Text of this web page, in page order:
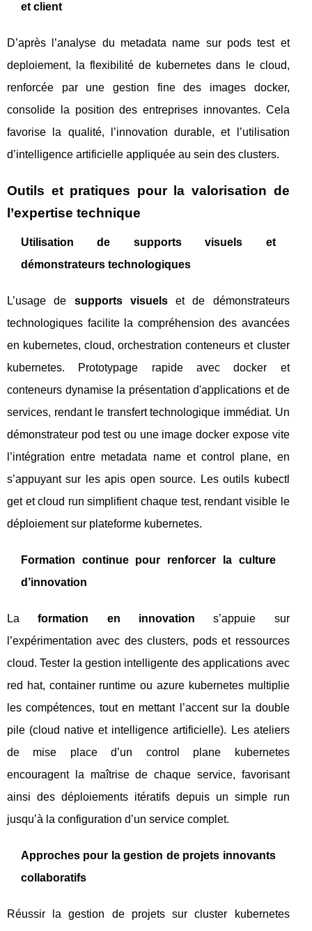
et client
D’après l’analyse du metadata name sur pods test et
deploiement, la flexibilité de kubernetes dans le cloud,
renforcée par une gestion fine des images docker,
consolide la position des entreprises innovantes. Cela
favorise la qualité, l’innovation durable, et l’utilisation
d’intelligence artificielle appliquée au sein des clusters.
Outils et pratiques pour la valorisation de
l’expertise technique
Utilisation de supports visuels et
démonstrateurs technologiques
L’usage de supports visuelset de démonstrateurs
technologiques facilite la compréhension des avancées
en kubernetes, cloud, orchestration conteneurs et cluster
kubernetes. Prototypage rapide avec docker et
conteneurs dynamise la présentation d'applications et de
services, rendant le transfert technologique immédiat. Un
démonstrateur pod test ou une image docker expose vite
l’intégration entre metadata name et control plane, en
s’appuyant sur les apis open source. Les outils kubectl
get et cloud run simplifient chaque test, rendant visible le
déploiement sur plateforme kubernetes.
Formation continue pour renforcer la culture
d’innovation
Laformation en innovation s’appuie sur
l’expérimentation avec des clusters, pods et ressources
cloud. Tester la gestion intelligente des applications avec
red hat, container runtime ou azure kubernetes multiplie
les compétences, tout en mettant l’accent sur la double
pile (cloud native et intelligence artificielle). Les ateliers
de mise place d’un control plane kubernetes
encouragent la maîtrise de chaque service, favorisant
ainsi des déploiements itératifs depuis un simple run
jusqu’à la configuration d’un service complet.
Approches pour la gestion de projets innovants
collaboratifs
Réussir la gestion de projets sur cluster kubernetes